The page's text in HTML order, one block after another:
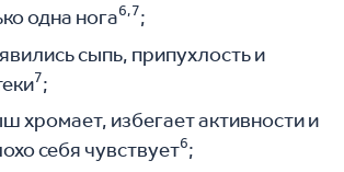
одна нога6,7;
сыпь, припухлость и
7;
хромает, избегает активности и
себя чувствует6;